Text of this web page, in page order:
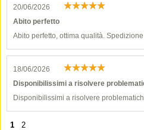
20/06/2026
Abito perfetto
Abito perfetto, ottima qualità.
18/06/2026
Disponibilissimi a risolvere
Disponibilissimi a risolvere
1 2